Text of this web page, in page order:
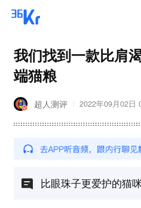
我们找到一款比肩
端猫粮
超人测评 2022年09月02日
比眼珠子更爱护的猫